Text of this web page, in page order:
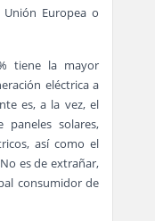
Europea o
tiene la mayor
eléctrica a
es, a la vez, el
solares,
así como el
es de extrañar,
consumidor de